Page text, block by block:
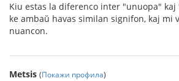
Kiu estas la diferenco inter "unuopa"
ke ambaŭ havas similan signifon, kaj mi
nuancon.
Metsis (Покажи профила)